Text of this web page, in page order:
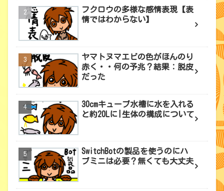
フクロウの多様な感情表現【表
情ではわからない】
ヤマトヌマエビの色がほんのり
赤く・・何の予兆？結果：脱皮
だった
30cmキューブ水槽に水を入れる
と約20Lに|生体の構成について
SwitchBotの製品を使うのにハ
ブミニは必要？無くても大丈夫